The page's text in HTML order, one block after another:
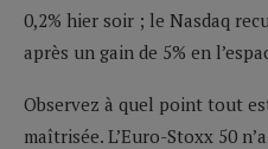
0,2% hier soir ; le Nasdaq
après un gain de 5% en
Observez à quel point tout
maîtrisée. L’Euro-Stoxx 50